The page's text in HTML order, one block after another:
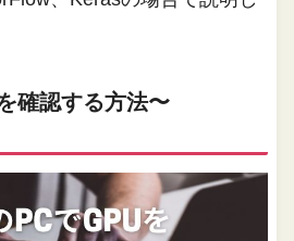
確認する方法〜